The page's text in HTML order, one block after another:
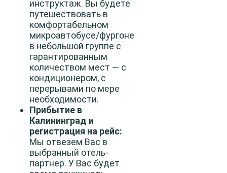
инструктаж. Вы будете
путешествовать в
комфортабельном
микроавтобусе/фургоне
в небольшой группе с
гарантированным
количеством мест — с
кондиционером, с
перерывами по мере
необходимости.
Прибытие в
Калининград и
регистрация на рейс:
Мы отвезем Вас в
выбранный отель-
партнер. У Вас будет